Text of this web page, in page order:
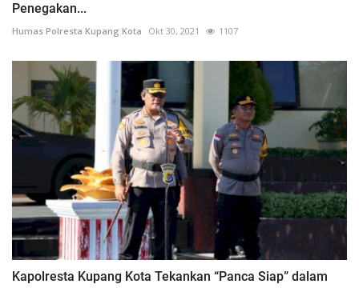
Penegakan...
Humas Polresta Kupang Kota Okt 30, 2021 1107
Kapolresta Kupang Kota Tekankan “Panca Siap” dalam